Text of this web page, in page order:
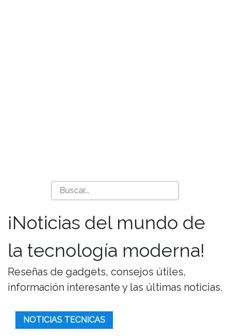
¡Noticias del mundo de
la tecnología moderna!
Reseñas de gadgets, consejos útiles,
información interesante y las últimas noticias.
NOTICIAS TECNICAS